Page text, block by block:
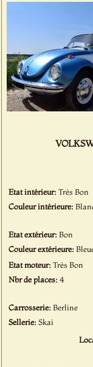
Etat intérieur:Très Bon
Couleur intérieure:
Etat extérieur:Bon
Couleur extérieure:
Etat moteur:Très Bon
Nbr de places:4
Carrosserie:Berline
Sellerie:Skai